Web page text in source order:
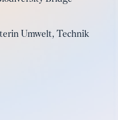
Umwelt, Technik